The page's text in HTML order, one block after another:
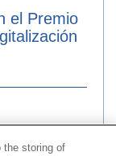
el Premio
the storing of